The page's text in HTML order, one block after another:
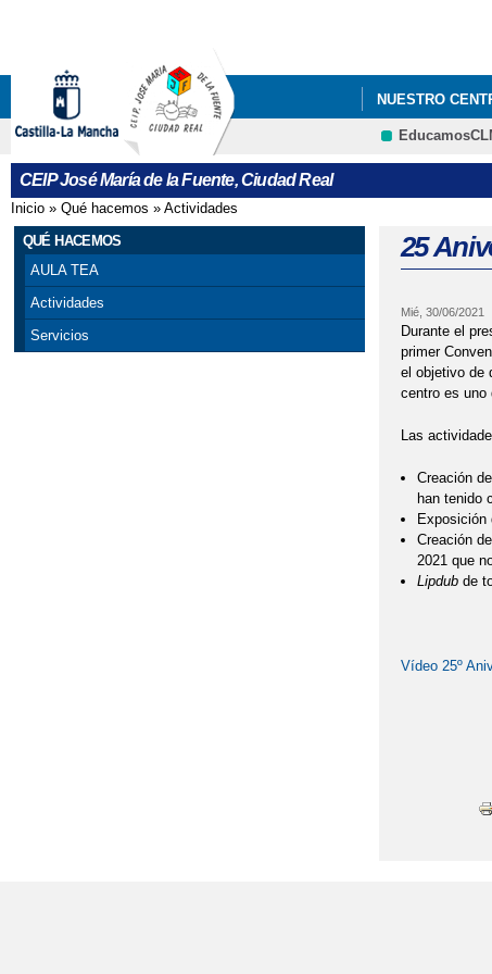
NUESTRO
CEIP José María de la Fuente, Ciudad Real
Se encuentra usted aquí
Inicio » Qué hacemos » Actividades
QUÉ HACEMOS
AULA TEA
Actividades
Servicios
25
Mié, 30/06/2021
Durante el
primer
el objetivo de
centro es uno
Las
Creación
han tenido
Exposición
Creación
2021 que
Lipdub de
Vídeo 25º